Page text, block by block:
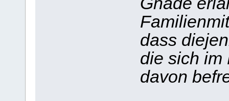
dass
die sich im
davon